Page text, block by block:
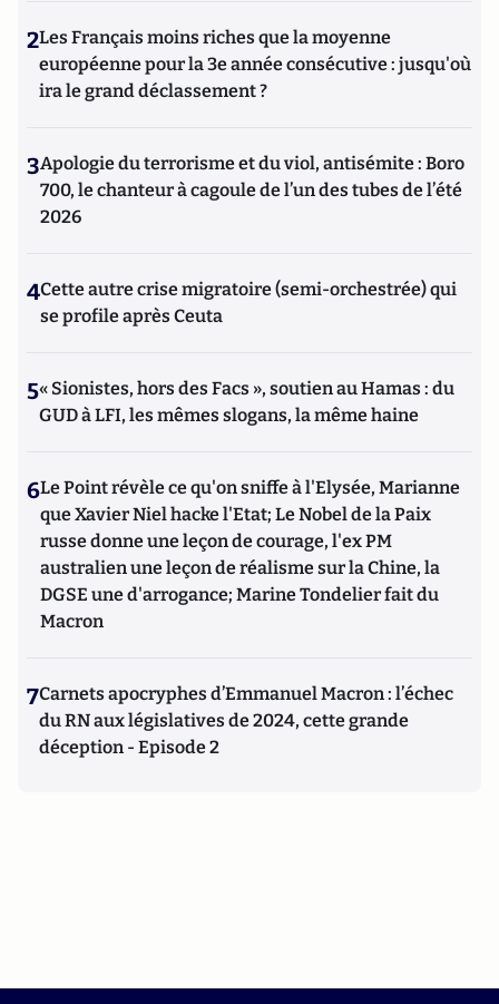
2Les Français moins riches que la moyenne
européenne pour la 3e année consécutive : jusqu'où
ira le grand déclassement ?
3Apologie du terrorisme et du viol, antisémite : Boro
700, le chanteur à cagoule de l’un des tubes de l’été
2026
4Cette autre crise migratoire (semi-orchestrée) qui
se profile après Ceuta
5« Sionistes, hors des Facs », soutien au Hamas : du
GUD à LFI, les mêmes slogans, la même haine
6Le Point révèle ce qu'on sniffe à l'Elysée, Marianne
que Xavier Niel hacke l'Etat; Le Nobel de la Paix
russe donne une leçon de courage, l'ex PM
australien une leçon de réalisme sur la Chine, la
DGSE une d'arrogance; Marine Tondelier fait du
Macron
7Carnets apocryphes d’Emmanuel Macron : l’échec
du RN aux législatives de 2024, cette grande
déception - Episode 2